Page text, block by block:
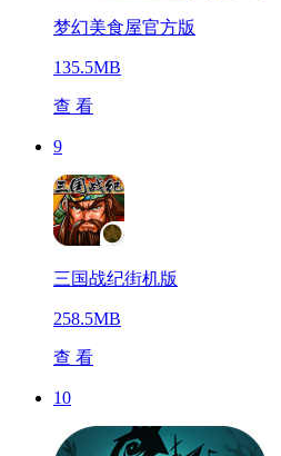
梦幻美食屋官方版
135.5MB
查 看
9
三国战纪街机版
258.5MB
查 看
10